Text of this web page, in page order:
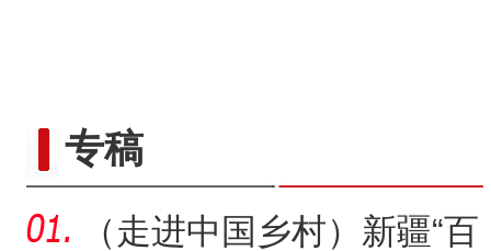
专稿
（走进中国乡村）新疆“百